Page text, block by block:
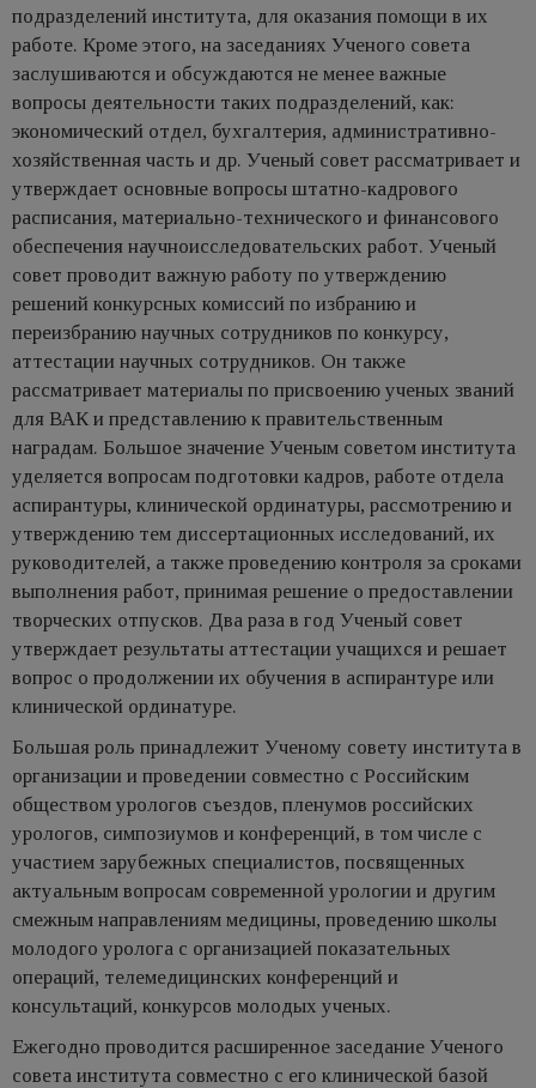
подразделений института, для оказания помощи в их
работе. Кроме этого, на заседаниях Ученого совета
заслушиваются и обсуждаются не менее важные
вопросы деятельности таких подразделений, как:
экономический отдел, бухгалтерия, административно-
хозяйственная часть и др. Ученый совет рассматривает и
утверждает основные вопросы штатно-кадрового
расписания, материально-технического и финансового
обеспечения научноисследовательских работ. Ученый
совет проводит важную работу по утверждению
решений конкурсных комиссий по избранию и
переизбранию научных сотрудников по конкурсу,
аттестации научных сотрудников. Он также
рассматривает материалы по присвоению ученых званий
для ВАК и представлению к правительственным
наградам. Большое значение Ученым советом института
уделяется вопросам подготовки кадров, работе отдела
аспирантуры, клинической ординатуры, рассмотрению и
утверждению тем диссертационных исследований, их
руководителей, а также проведению контроля за сроками
выполнения работ, принимая решение о предоставлении
творческих отпусков. Два раза в год Ученый совет
утверждает результаты аттестации учащихся и решает
вопрос о продолжении их обучения в аспирантуре или
клинической ординатуре.
Большая роль принадлежит Ученому совету института в
организации и проведении совместно с Российским
обществом урологов съездов, пленумов российских
урологов, симпозиумов и конференций, в том числе с
участием зарубежных специалистов, посвященных
актуальным вопросам современной урологии и другим
смежным направлениям медицины, проведению школы
молодого уролога с организацией показательных
операций, телемедицинских конференций и
консультаций, конкурсов молодых ученых.
Ежегодно проводится расширенное заседание Ученого
совета института совместно с его клинической базой